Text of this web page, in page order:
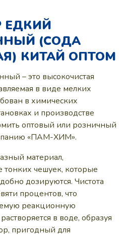
ЕДКИЙ
(СОДА
КИТАЙ ОПТОМ
– это высокочистая
в виде мелких
в химических
и производстве
оптовый или розничный
«ПАМ-ХИМ».
материал,
чешуек, которые
дозируются. Чистота
процентов, что
реакционную
в воде, образуя
пригодный для